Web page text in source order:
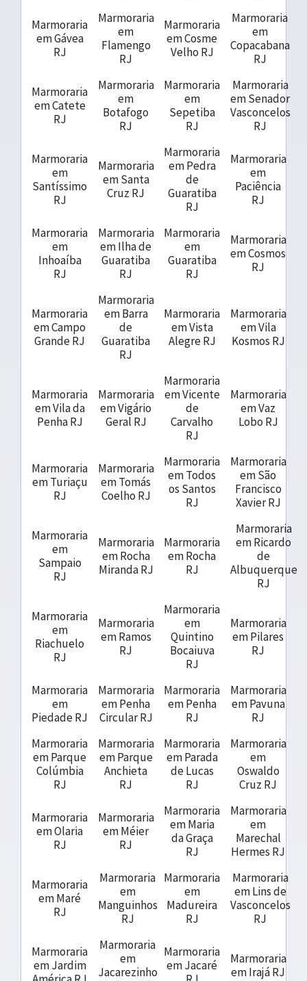
Marmoraria
em Gávea
RJ
Marmoraria
em
Flamengo
RJ
Marmoraria
em Cosme
Velho RJ
Marmoraria
em
Copacabana
RJ
Marmoraria
em Catete
RJ
Marmoraria
em
Botafogo
RJ
Marmoraria
em
Sepetiba
RJ
Marmoraria
em Senador
Vasconcelos
RJ
Marmoraria
em
Santíssimo
RJ
Marmoraria
em Santa
Cruz RJ
Marmoraria
em Pedra
de
Guaratiba
RJ
Marmoraria
em
Paciência
RJ
Marmoraria
em
Inhoaíba
RJ
Marmoraria
em Ilha de
Guaratiba
RJ
Marmoraria
em
Guaratiba
RJ
Marmoraria
em Cosmos
RJ
Marmoraria
em Campo
Grande RJ
Marmoraria
em Barra
de
Guaratiba
RJ
Marmoraria
em Vista
Alegre RJ
Marmoraria
em Vila
Kosmos RJ
Marmoraria
em Vila da
Penha RJ
Marmoraria
em Vigário
Geral RJ
Marmoraria
em Vicente
de
Carvalho
RJ
Marmoraria
em Vaz
Lobo RJ
Marmoraria
em Turiaçu
RJ
Marmoraria
em Tomás
Coelho RJ
Marmoraria
em Todos
os Santos
RJ
Marmoraria
em São
Francisco
Xavier RJ
Marmoraria
em
Sampaio
RJ
Marmoraria
em Rocha
Miranda RJ
Marmoraria
em Rocha
RJ
Marmoraria
em Ricardo
de
Albuquerque
RJ
Marmoraria
em
Riachuelo
RJ
Marmoraria
em Ramos
RJ
Marmoraria
em
Quintino
Bocaiuva
RJ
Marmoraria
em Pilares
RJ
Marmoraria
em
Piedade RJ
Marmoraria
em Penha
Circular RJ
Marmoraria
em Penha
RJ
Marmoraria
em Pavuna
RJ
Marmoraria
em Parque
Colúmbia
RJ
Marmoraria
em Parque
Anchieta
RJ
Marmoraria
em Parada
de Lucas
RJ
Marmoraria
em
Oswaldo
Cruz RJ
Marmoraria
em Olaria
RJ
Marmoraria
em Méier
RJ
Marmoraria
em Maria
da Graça
RJ
Marmoraria
em
Marechal
Hermes RJ
Marmoraria
em Maré
RJ
Marmoraria
em
Manguinhos
RJ
Marmoraria
em
Madureira
RJ
Marmoraria
em Lins de
Vasconcelos
RJ
Marmoraria
em Jardim
Marmoraria
em
Jacarezinho
Marmoraria
em Jacaré
Marmoraria
em Irajá RJ